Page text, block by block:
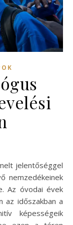
nemzedékeinek
Az óvodai évek
az időszakban a
képességeik